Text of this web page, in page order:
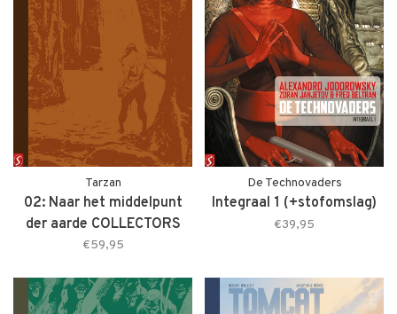
Tarzan
02: Naar het middelpunt
der aarde COLLECTORS
EDITION
€59,95
De Technovaders
Integraal 1 (+stofomslag)
€39,95